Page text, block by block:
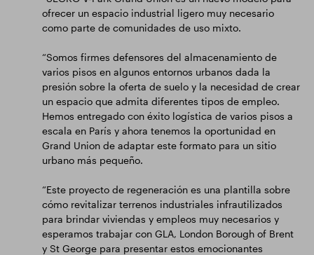
ofrecer un espacio industrial ligero muy necesario
como parte de comunidades de uso mixto.
“Somos firmes defensores del almacenamiento de
varios pisos en algunos entornos urbanos dada la
presión sobre la oferta de suelo y la necesidad de crear
un espacio que admita diferentes tipos de empleo.
Hemos entregado con éxito logística de varios pisos a
escala en París y ahora tenemos la oportunidad en
Grand Union de adaptar este formato para un sitio
urbano más pequeño.
“Este proyecto de regeneración es una plantilla sobre
cómo revitalizar terrenos industriales infrautilizados
para brindar viviendas y empleos muy necesarios y
esperamos trabajar con GLA, London Borough of Brent
y St George para presentar estos emocionantes